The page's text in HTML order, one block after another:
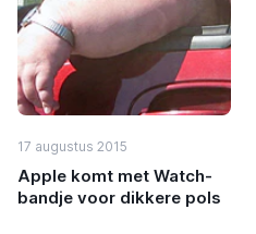
17 augustus 2015
Apple komt met Watch-
bandje voor dikkere pols